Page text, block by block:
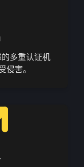
多重认证机
侵害。